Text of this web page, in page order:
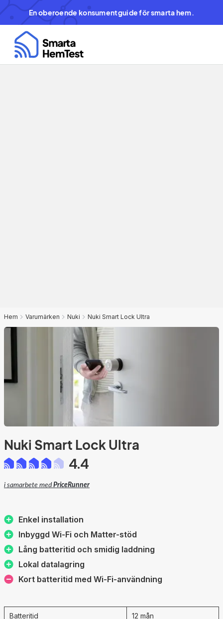
En oberoende konsumentguide för smarta hem.
Hem Varumärken Nuki Nuki Smart Lock Ultra
Nuki Smart Lock Ultra
4.4
i samarbete med PriceRunner
Enkel installation
Inbyggd Wi-Fi och Matter-stöd
Lång batteritid och smidig laddning
Lokal datalagring
Kort batteritid med Wi-Fi-användning
Batteritid 12 mån